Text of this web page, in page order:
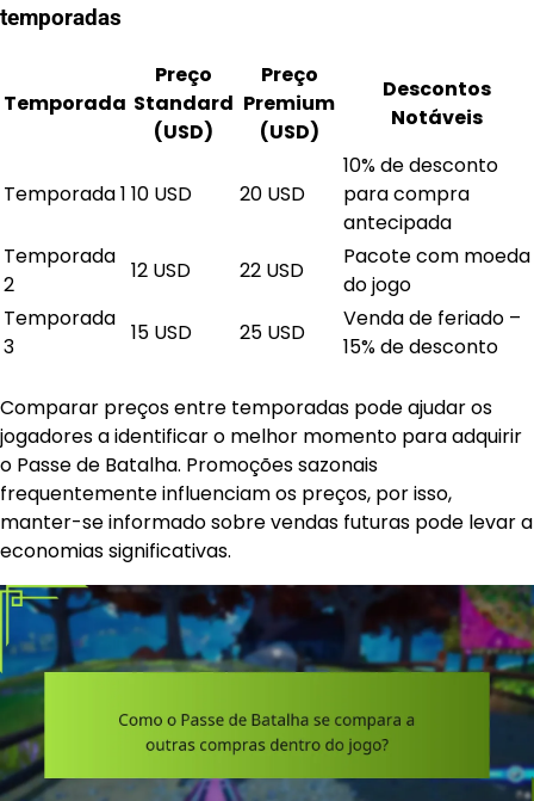
temporadas
Temporada
Preço
Standard
(USD)
Preço
Premium
(USD)
Descontos
Notáveis
Temporada 1 10 USD 20 USD
10% de desconto
para compra
antecipada
Temporada
2
12 USD 22 USD
Pacote com moeda
do jogo
Temporada
3
15 USD 25 USD
Venda de feriado –
15% de desconto
Comparar preços entre temporadas pode ajudar os
jogadores a identificar o melhor momento para adquirir
o Passe de Batalha. Promoções sazonais
frequentemente influenciam os preços, por isso,
manter-se informado sobre vendas futuras pode levar a
economias significativas.